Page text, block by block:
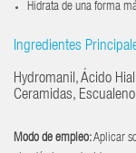
Hidrata de una forma
Ingredientes
Hydromanil, Ácido
Ceramidas,
Modo de empleo:Aplicar